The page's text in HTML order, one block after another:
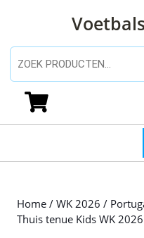
inhoudZoeken naar:
Home / WK 2026 /
Thuis tenue Kids WK